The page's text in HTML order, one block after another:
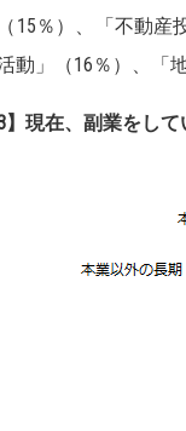
15％）、「不動産
動」（16％）、「
現在、副業をして